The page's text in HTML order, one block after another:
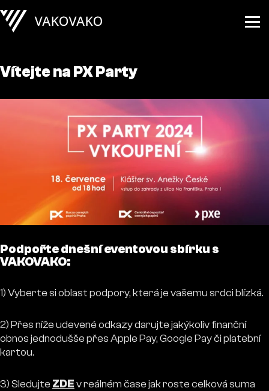
Vítejte na PX Party
Podpořte dnešní eventovou sbírku s
VAKOVAKO:
1) Vyberte si oblast podpory, která je vašemu srdci blízká.
2) Přes níže udevené odkazy darujte jakýkoliv finanční
obnos jednodušše přes Apple Pay, Google Pay či platební
kartou.
3) Sledujte ZDEv reálném čase jak roste celková suma